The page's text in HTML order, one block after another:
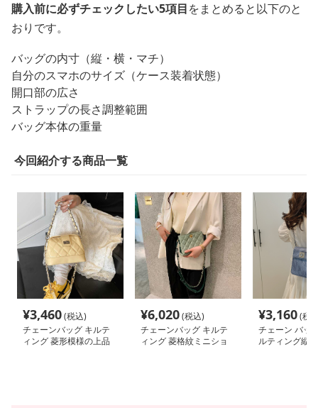
購入前に必ずチェックしたい5項目をまとめると以下のと
おりです。
バッグの内寸（縦・横・マチ）
自分のスマホのサイズ（ケース装着状態）
開口部の広さ
ストラップの長さ調整範囲
バッグ本体の重量
今回紹介する商品一覧
¥3,460(税込)
チェーンバッグ キルテ
ィング 菱形模様の上品
¥6,020(税込)
チェーンバッグ キルテ
ィング 菱格紋ミニショ
¥3,160(税
チェーン バッ
ルティング縦